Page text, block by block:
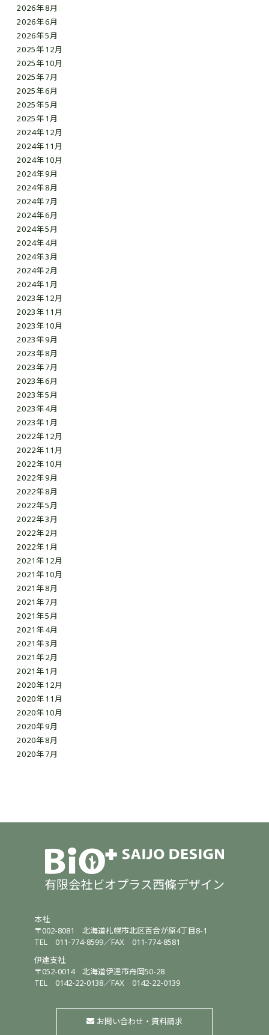
2026年8月
2026年6月
2026年5月
2025年12月
2025年10月
2025年7月
2025年6月
2025年5月
2025年1月
2024年12月
2024年11月
2024年10月
2024年9月
2024年8月
2024年7月
2024年6月
2024年5月
2024年4月
2024年3月
2024年2月
2024年1月
2023年12月
2023年11月
2023年10月
2023年9月
2023年8月
2023年7月
2023年6月
2023年5月
2023年4月
2023年1月
2022年12月
2022年11月
2022年10月
2022年9月
2022年8月
2022年5月
2022年3月
2022年2月
2022年1月
2021年12月
2021年10月
2021年8月
2021年7月
2021年5月
2021年4月
2021年3月
2021年2月
2021年1月
2020年12月
2020年11月
2020年10月
2020年9月
2020年8月
2020年7月
有限会社ビオプラス西條デザイン
本社
〒002-8081北海道札幌市北区百合が原4丁目8-1
TEL011-774-8599／FAX 011-774-8581
伊達支社
〒052-0014北海道伊達市舟岡50-28
TEL0142-22-0138／FAX 0142-22-0139
お問い合わせ・資料請求